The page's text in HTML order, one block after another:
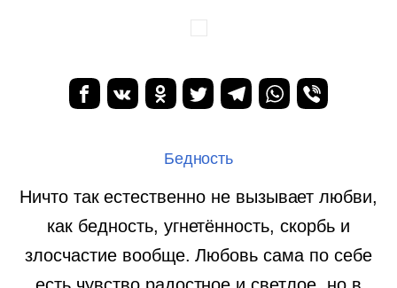
Бедность
Ничто так естественно не вызывает любви,
как бедность, угнетённость, скорбь и
злосчастие вообще. Любовь сама по себе